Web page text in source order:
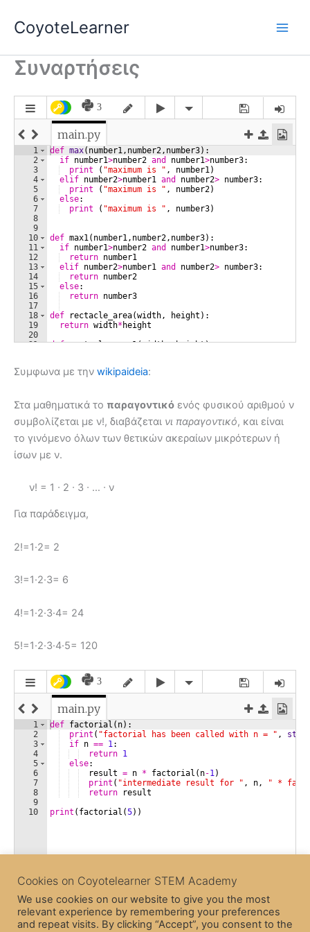
CoyoteLearner
Συναρτήσεις
Συμφωνα με την wikipaideia:
Στα μαθηματικά τo παραγοντικό ενός φυσικού αριθμού ν
συμβολίζεται με ν!, διαβάζεται νι παραγοντικό, και είναι
το γινόμενο όλων των θετικών ακεραίων μικρότερων ή
ίσων με ν.
ν! = 1 ∙ 2 ∙ 3 ∙ … ∙ ν
Για παράδειγμα,
2!=1·2= 2
3!=1·2·3= 6
4!=1·2·3·4= 24
5!=1·2·3·4·5= 120
Cookies on Coyotelearner STEM Academy
We use cookies on our website to give you the most
relevant experience by remembering your preferences
and repeat visits. By clicking “Accept”, you consent to the